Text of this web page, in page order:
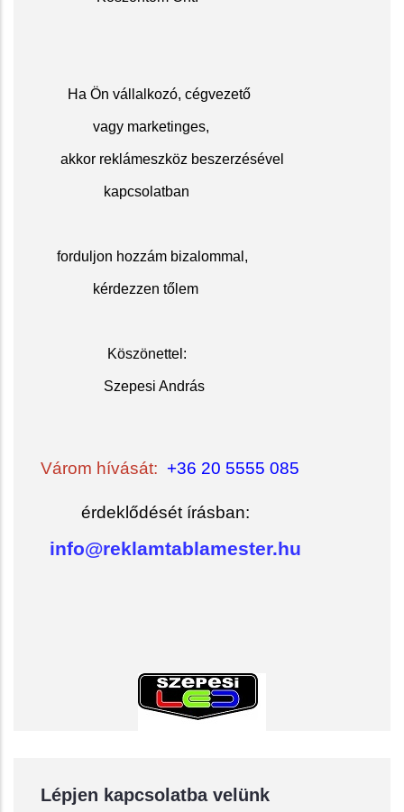
Ha Ön vállalkozó, cégvezető
vagy marketinges,
akkor reklámeszköz beszerzésével
kapcsolatban
forduljon hozzám bizalommal,
kérdezzen tőlem
Köszönettel:
Szepesi András
Várom hívását: +36 20 5555 085
érdeklődését írásban:
info@reklamtablamester.hu
Lépjen kapcsolatba velünk